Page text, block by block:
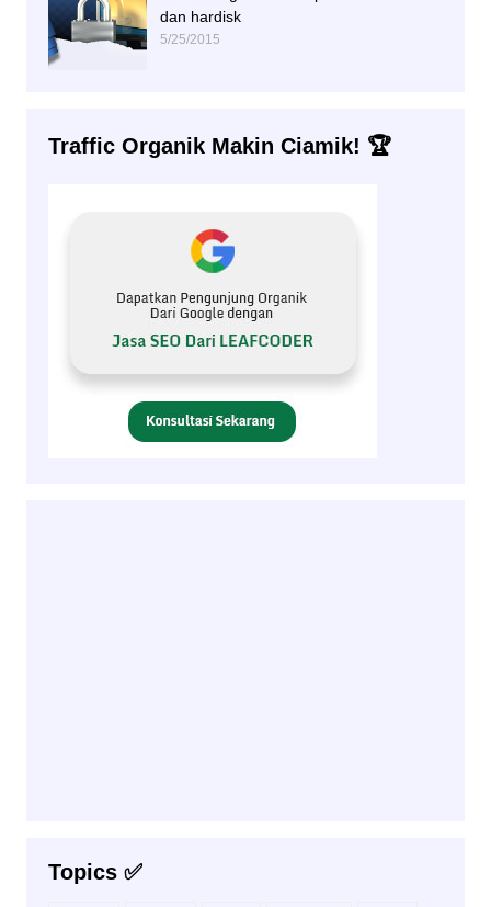
dan hardisk
5/25/2015
Traffic Organik Makin Ciamik! 🏆
Topics ✅